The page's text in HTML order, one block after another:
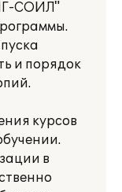
СОИЛ"
и порядок
курсов
в